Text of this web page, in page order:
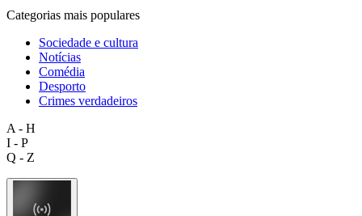
Categorias mais populares
Sociedade e cultura
Notícias
Comédia
Desporto
Crimes verdadeiros
A - H
I - P
Q - Z